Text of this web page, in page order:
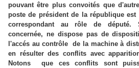
pouvant être plus convoités que
poste de président de la république
correspondant au rôle de député.
concernée, ne dispose pas de
l'accés au contrôle de la machine à
en résulter des conflits avec
Notons que ces conflits sont